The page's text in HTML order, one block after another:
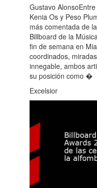
Gustavo
Kenia Os y Peso
más comentada de
Billboard de la
fin de semana en
coordinados,
innegable, ambos
su posición como �
Excelsior